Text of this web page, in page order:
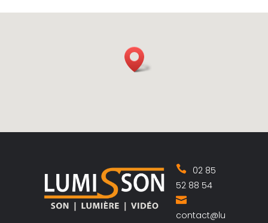
02 85
52 88 54
contact@lu